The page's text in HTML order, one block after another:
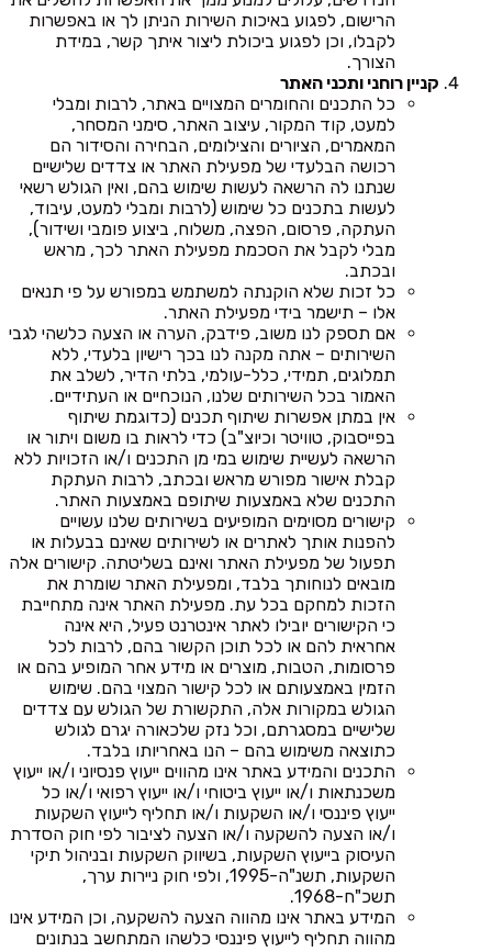
הרישום, לפגוע באיכות השירות הניתן לך או באפשרות
לקבלו, וכן לפגוע ביכולת ליצור איתך קשר, במידת
הצורך.
קניין רוחני ותכני האתר
כל התכנים והחומרים המצויים באתר, לרבות ומבלי
למעט, קוד המקור, עיצוב האתר, סימני המסחר,
המאמרים, הציורים והצילומים, הבחירה והסידור הם
רכושה הבלעדי של מפעילת האתר או צדדים שלישיים
שנתנו לה הרשאה לעשות שימוש בהם, ואין הגולש רשאי
לעשות בתכנים כל שימוש (לרבות ומבלי למעט, עיבוד,
העתקה, פרסום, הפצה, משלוח, ביצוע פומבי ושידור),
מבלי לקבל את הסכמת מפעילת האתר לכך, מראש
ובכתב.
כל זכות שלא הוקנתה למשתמש במפורש על פי תנאים
אלו – תישמר בידי מפעילת האתר.
אם תספק לנו משוב, פידבק, הערה או הצעה כלשהי לגבי
השירותים – אתה מקנה לנו בכך רישיון בלעדי, ללא
תמלוגים, תמידי, כלל-עולמי, בלתי הדיר, לשלב את
האמור בכל השירותים שלנו, הנוכחיים או העתידיים.
אין במתן אפשרות שיתוף תכנים (כדוגמת שיתוף
בפייסבוק, טוויטר וכיוצ"ב) כדי לראות בו משום ויתור או
הרשאה לעשיית שימוש במי מן התכנים ו/או הזכויות ללא
קבלת אישור מפורש מראש ובכתב, לרבות העתקת
התכנים שלא באמצעות שיתופם באמצעות האתר.
קישורים מסוימים המופיעים בשירותים שלנו עשויים
להפנות אותך לאתרים או לשירותים שאינם בבעלות או
תפעול של מפעילת האתר ואינם בשליטתה. קישורים אלה
מובאים לנוחותך בלבד, ומפעילת האתר שומרת את
הזכות למחקם בכל עת. מפעילת האתר אינה מתחייבת
כי הקישורים יובילו לאתר אינטרנט פעיל, היא אינה
אחראית להם או לכל תוכן הקשור בהם, לרבות לכל
פרסומות, הטבות, מוצרים או מידע אחר המופיע בהם או
הזמין באמצעותם או לכל קישור המצוי בהם. שימוש
הגולש במקורות אלה, התקשורת של הגולש עם צדדים
שלישיים במסגרתם, וכל נזק שלכאורה יגרם לגולש
כתוצאה משימוש בהם – הנו באחריותו בלבד.
התכנים והמידע באתר אינו מהווים ייעוץ פנסיוני ו/או ייעוץ
משכנתאות ו/או ייעוץ ביטוחי ו/או ייעוץ רפואי ו/או כל
ייעוץ פיננסי ו/או השקעות ו/או תחליף לייעוץ השקעות
ו/או הצעה להשקעה ו/או הצעה לציבור לפי חוק הסדרת
העיסוק בייעוץ השקעות, בשיווק השקעות ובניהול תיקי
השקעות, תשנ"ה-1995, ולפי חוק ניירות ערך,
תשכ"ח-1968.
המידע באתר אינו מהווה הצעה להשקעה, וכן המידע אינו
מהווה תחליף לייעוץ פיננסי כלשהו המתחשב בנתונים